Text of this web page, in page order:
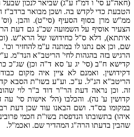
(חאה"ע סי' ו דמ"ז ע"ג) שביאר לנכון
הטבעת כדי לקדש בה. ושכן מבואר ברדב"ז
ממ"ש מרן בסוף הסעיף (סי"ט). והבן.
הצעיר אוסיף על השמועה שכ"נ גם דעת
איתתא), דלא ס"ל כחידושו של הרא"ש.
שם, וכן אם נתנו לו במתנה ע"מ להחזיר
הרגיש בזה בהגהות לחי' הריטב"א הנד"מ.
קדישא ח"ב (סי' יג ע' סא ד"ה וכן) שג"כ
דקידושין. ואמנם לא ציין איה מקום
הריטב"א הנ"ל. ע"כ. וע"ע בשו"ת הסבא
זה. וכן נראה דעת הר"ר דוד ב"ר לוי
קדושין ע' נה). והכלבו (הל' אישות סי' עה
במקומו בס"ד. ושם הבאנו עוד שכן דעת
איהו) בתשובתו הנדפסת בשו"ת חכמי
שהבין בדעתו הרה"ג המהדיר שם. ואכמ"ל.